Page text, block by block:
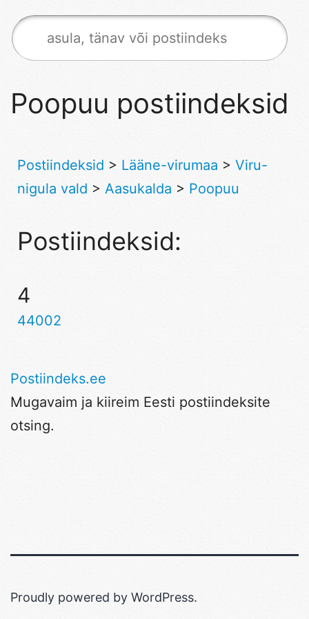
Poopuu postiindeksid
Postiindeksid > Lääne-virumaa > Viru-
nigula vald > Aasukalda > Poopuu
Postiindeksid:
4
44002
Postiindeks.ee
Mugavaim ja kiireim Eesti postiindeksite
otsing.
Proudly powered by WordPress.